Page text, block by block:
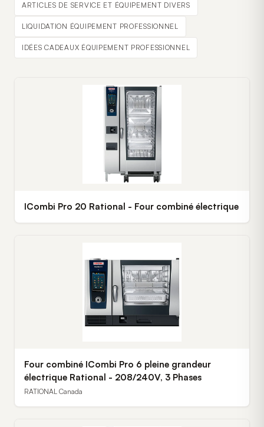
ARTICLES DE SERVICE ET ÉQUIPEMENT DIVERS
LIQUIDATION ÉQUIPEMENT PROFESSIONNEL
IDÉES CADEAUX ÉQUIPEMENT PROFESSIONNEL
ICombi Pro 20 Rational - Four combiné électrique
Four combiné ICombi Pro 6 pleine grandeur
électrique Rational - 208/240V, 3 Phases
RATIONAL Canada